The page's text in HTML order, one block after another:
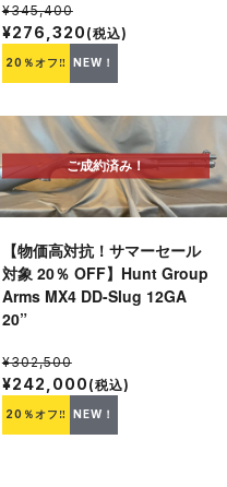
¥345,400
¥276,320 (税込)
20％オフ‼ NEW！
ご成約済み！
【物価高対抗！サマーセール
対象 20％ OFF】Hunt Group
Arms MX4 DD-Slug 12GA
20”
¥302,500
¥242,000 (税込)
20％オフ‼ NEW！